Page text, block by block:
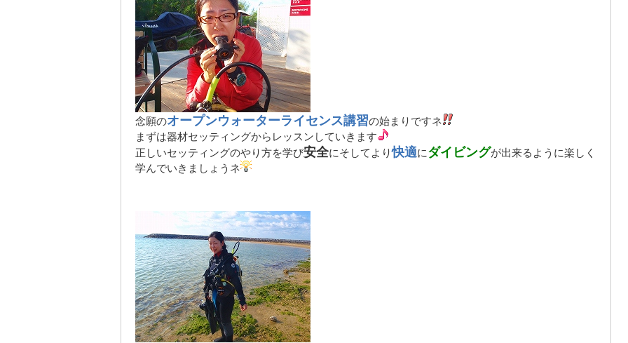
念願のオープンウォーターライセンス講習の始まりですネ
まずは器材セッティングからレッスンしていきます
正しいセッティングのやり方を学び安全にそしてより快適にダイビングが出来るように楽しく
学んでいきましょうネ